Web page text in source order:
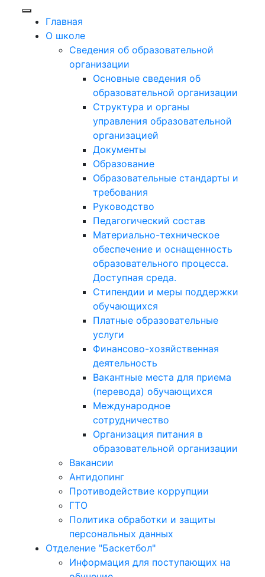
Главная
О школе
Сведения об образовательной
организации
Основные сведения об
образовательной организации
Структура и органы
управления образовательной
организацией
Документы
Образование
Образовательные стандарты и
требования
Руководство
Педагогический состав
Материально-техническое
обеспечение и оснащенность
образовательного процесса.
Доступная среда.
Стипендии и меры поддержки
обучающихся
Платные образовательные
услуги
Финансово-хозяйственная
деятельность
Вакантные места для приема
(перевода) обучающихся
Международное
сотрудничество
Организация питания в
образовательной организации
Вакансии
Антидопинг
Противодействие коррупции
ГТО
Политика обработки и защиты
персональных данных
Отделение "Баскетбол"
Информация для поступающих на